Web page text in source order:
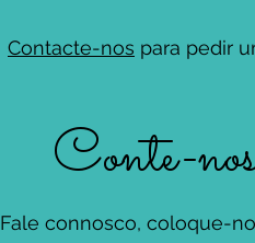
Contacte-nos para pedir
Conte-nos
Fale connosco, coloque-